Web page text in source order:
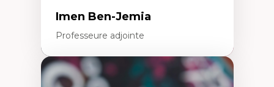
Imen Ben-Jemia
Professeure adjointe
Expertises